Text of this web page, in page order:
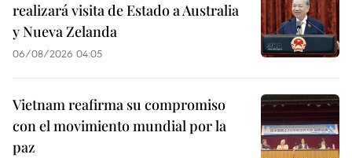
realizará visita de Estado a Australia
y Nueva Zelanda
06/08/2026 04:05
Vietnam reafirma su compromiso
con el movimiento mundial por la
paz